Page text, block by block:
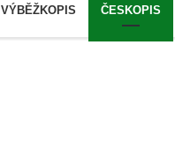
VÝBĚŽKOPIS ČESKOPIS